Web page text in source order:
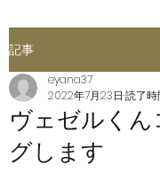
記事
ヴェゼルく
グします
eyana37
2022年7月23日 読了時